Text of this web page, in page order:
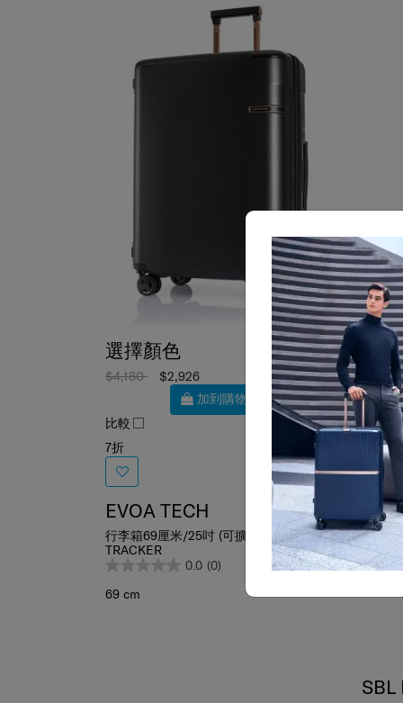
選擇顏色
$4,180
$2,926
加到購物車
比較
7折
EVOA TECH
行李箱69厘米/25吋 (可擴充) NON
TRACKER
0.0 (0)
69 cm
選
$5,148
比較
SBL